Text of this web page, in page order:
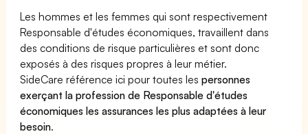
Les hommes et les femmes qui sont respectivement
Responsable d'études économiques, travaillent dans
des conditions de risque particulières et sont donc
exposés à des risques propres à leur métier.
SideCare référence ici pour toutes lespersonnes
exerçant la profession de Responsable d'études
économiques les assurances les plus adaptées à leur
besoin.